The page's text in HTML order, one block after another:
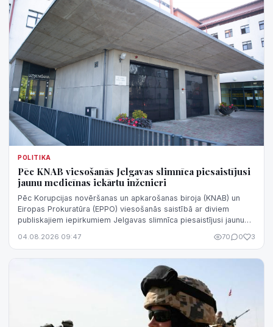
POLITIKA
Pēc KNAB viesošanās Jelgavas slimnīca piesaistījusi
jaunu medicīnas iekārtu inženieri
Pēc Korupcijas novēršanas un apkarošanas biroja (KNAB) un
Eiropas Prokuratūra (EPPO) viesošanās saistībā ar diviem
publiskajiem iepirkumiem Jelgavas slimnīca piesaistījusi jaunu
04.08.2026 09:47 70 0 3